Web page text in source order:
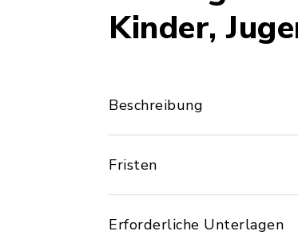
Kinder,
Beschreibung
Fristen
Erforderliche Unterlagen